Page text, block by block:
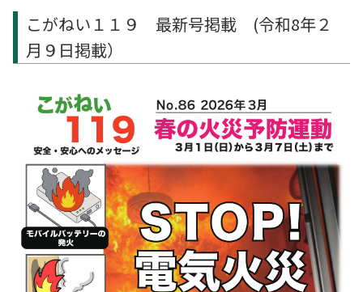
こがねい１１９ 最新号掲載 (令和8年２
月９日掲載）